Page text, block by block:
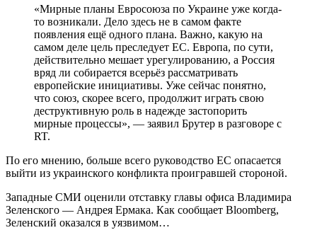
«Мирные планы Евросоюза по Украине уже когда-
то возникали. Дело здесь не в самом факте
появления ещё одного плана. Важно, какую на
самом деле цель преследует ЕС. Европа, по сути,
действительно мешает урегулированию, а Россия
вряд ли собирается всерьёз рассматривать
европейские инициативы. Уже сейчас понятно,
что союз, скорее всего, продолжит играть свою
деструктивную роль в надежде застопорить
мирные процессы», — заявил Брутер в разговоре с
RT.
По его мнению, больше всего руководство ЕС опасается
выйти из украинского конфликта проигравшей стороной.
Западные СМИ оценили отставку главы офиса Владимира
Зеленского — Андрея Ермака. Как сообщает Bloomberg,
Зеленский оказался в уязвимом…